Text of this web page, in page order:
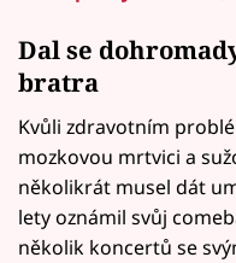
Dal se
bratra
Kvůli zdravotním
mozkovou mrtvici a
několikrát musel dát
lety oznámil svůj
několik koncertů se